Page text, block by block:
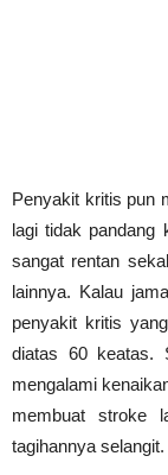
Penyakit kritis pun
lagi tidak pandang
sangat rentan
lainnya. Kalau
penyakit kritis
diatas 60 keatas.
mengalami
membuat stroke
tagihannya selangit.